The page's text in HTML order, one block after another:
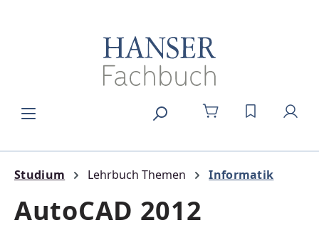
DU HAST 0
Studium Lehrbuch Themen Informatik
AutoCAD 2012